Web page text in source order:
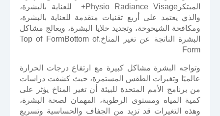
المبتكرPhysio Radiance Visage+ للعناية بالبشرة،
والذي يعتمد على أربع تقنيات متقدمة للعناية بالبشرة،
ومكافحة الشيخوخة، وتجديد خلايا البشرة، ويعالج مشاكل
البشرة الناتجة عن تغير المناخ.Top of FormBottom of
Form
وتواجه البشرة مشاكل كبيرة مع ارتفاع درجات الحرارة
عالميًا وتغيرات الطقس المستمرة، حيث كشفت دراسات
من برنامج الأمم المتحدة للبيئة أن تغير المناخ يؤثر على
كمية المياه ومستوى الرطوبة، المهمان لصحة البشرة،
وهذه التغيرات قد تزيد من الجفاف والحساسية وتسريع